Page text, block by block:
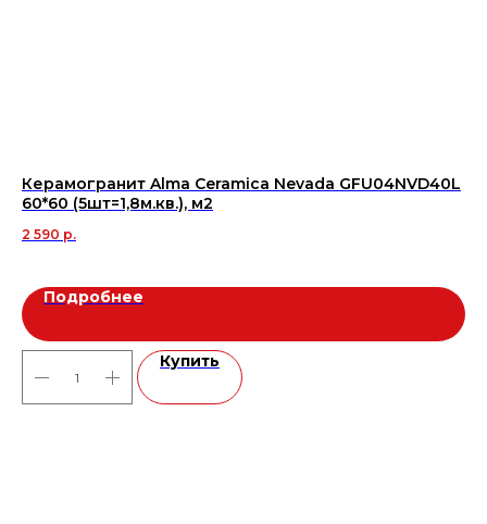
Керамогранит Alma Ceramica Nevada GFU04NVD40L
60*60 (5шт=1,8м.кв.), м2
2 590 р.
Подробнее
Купить